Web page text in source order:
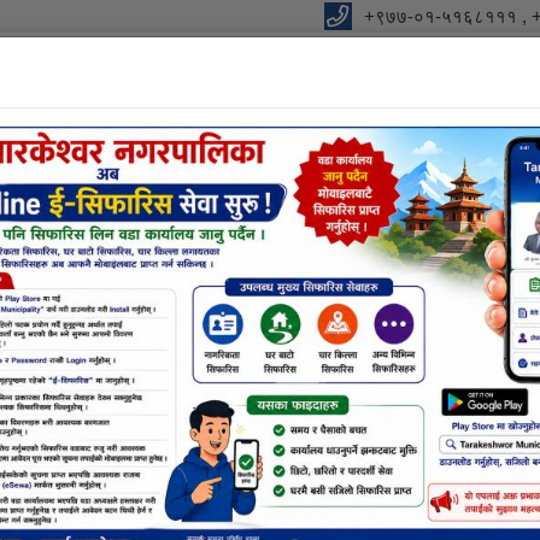
+९७७-०१-५१६८१११ ,
विधुतीय शुसासन सेवा शाखा सूचना तथा जानकारी
नक्सा सम्बन्धि छलफलमा सहभागी हुने बारे (सम्पूर्ण नक्सा डिजाईन
आयोजनामा उप-प्रमुख संग महिला शिक्षक-प्रशिक्षण तथा अन्तरक्रिया
शिक्षा अधिकारी पदम बहादुर खत्री ज्यू, शिक्षा अधिकृत सन्तोष खनाल
महिला विद्यालय सहित १७२ जना महिला शिक्षकहरुको सो कार्यक्रममा
बिषयको बारेमा प्रस्तुतीकरण दिनुभयो । स्वागत मन्तब्य शिक्षा शाखा
। प्रस्तुतीकरणको अन्त्यमा नगर प्रमुख ज्यूले गितमा नचाएर